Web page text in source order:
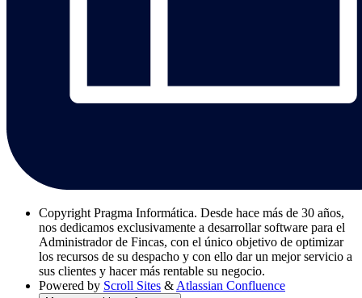
Copyright Pragma Informática. Desde hace más de 30 años,
nos dedicamos exclusivamente a desarrollar software para el
Administrador de Fincas, con el único objetivo de optimizar
los recursos de su despacho y con ello dar un mejor servicio a
sus clientes y hacer más rentable su negocio.
Powered by Scroll Sites & Atlassian Confluence